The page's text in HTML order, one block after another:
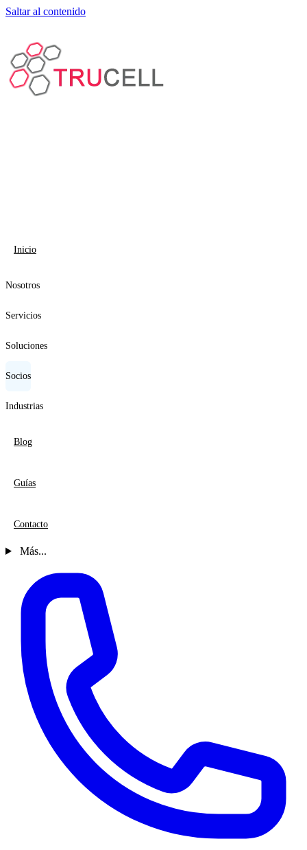
Saltar al contenido
Inicio
Nosotros
Servicios
Soluciones
Socios
Industrias
Blog
Guías
Contacto
Más...